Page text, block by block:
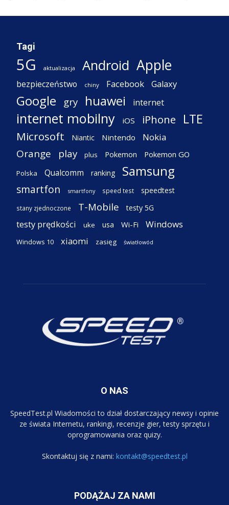
Tagi
5G aktualizacja Android Apple
bezpieczeństwo chiny Facebook Galaxy
Google gry huawei internet
internet mobilny iOS iPhone LTE
Microsoft Niantic Nintendo Nokia
Orange play plus Pokemon Pokemon GO
Polska Qualcomm ranking Samsung
smartfon smartfony speed test speedtest
stany zjednoczone T-Mobile testy 5G
testy prędkości uke usa Wi-Fi Windows
Windows 10 xiaomi zasięg światłowód
O NAS
SpeedTest.pl Wiadomości to dział dostarczający newsy i opinie
ze świata Internetu, rankingi, recenzje gier, testy sprzętu i
oprogramowania oraz quizy.
Skontaktuj się z nami: kontakt@speedtest.pl
PODĄŻAJ ZA NAMI